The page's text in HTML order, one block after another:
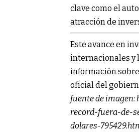
clave como el
atracción de
Este avance en
internacionales y
información
oficial del
fuente de imagen:
record-fuera-de-
dolares-